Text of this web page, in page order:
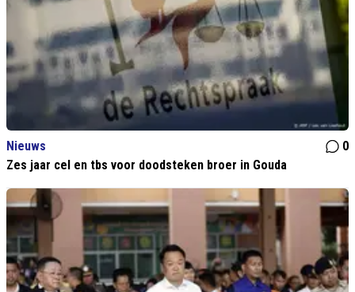
Nieuws
0
Zes jaar cel en tbs voor doodsteken broer in Gouda